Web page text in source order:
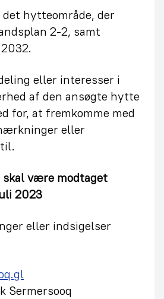
hytteområde, der
2-2, samt
eller interesser i
af den ansøgte hytte
for, at fremkomme med
eller
være modtaget
2023
eller indsigelser
Sermersooq